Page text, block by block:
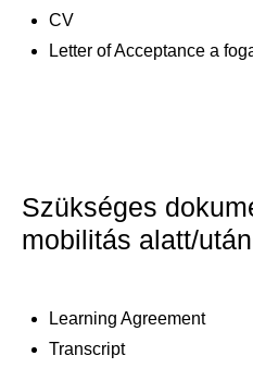
CV
Letter of Acceptance a
Szükséges
mobilitás alatt/után
Learning Agreement
Transcript